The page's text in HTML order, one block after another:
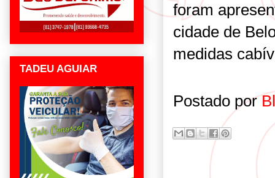
foram
cidade de
medidas
Postado por
TADEU AGUIAR